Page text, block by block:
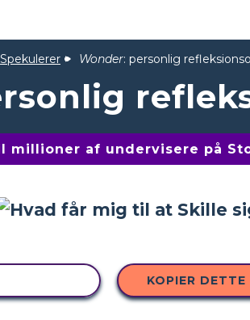
Spekulerer Wonder: personlig
millioner af undervisere på
KOPIER